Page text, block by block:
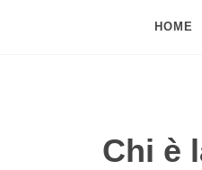
HOME
Chi è